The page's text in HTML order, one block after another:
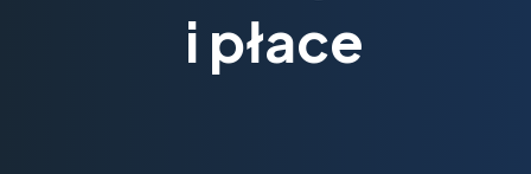
i płace